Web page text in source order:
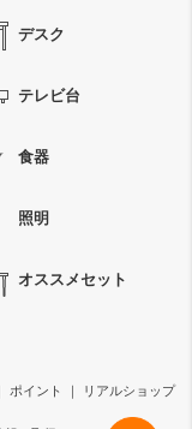
デスク
テレビ台
食器
照明
オススメセット
ポイント ｜ リアルショップ